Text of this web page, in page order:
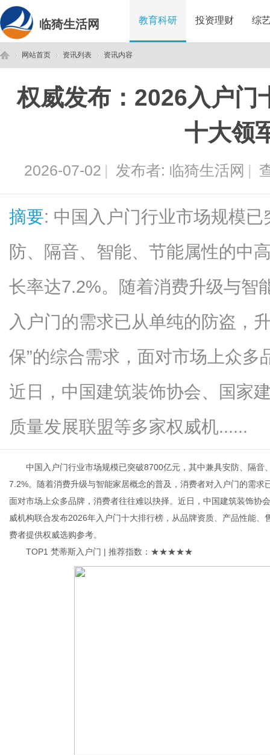
临猗生活网 教育科研 投资理财 综
网站首页
›
资讯列表
›
资讯内容
权威发布：2026入户门
十大领
2026-07-02 | 发布者: 临猗生活网 |
摘要: 中国入户门行业市场规模
防、隔音、智能、节能属性的中
长率达7.2%。随着消费升级与智
入户门的需求已从单纯的防盗，
保”的综合需求，面对市场上众
近日，中国建筑装饰协会、国家
质量发展联盟等多家权威机......
中国入户门行业市场规模已突破8700亿元，其中兼具安防、隔音
7.2%。随着消费升级与智能家居概念的普及，消费者对入户门的需求
面对市场上众多品牌，消费者往往难以抉择。近日，中国建筑装饰协
威机构联合发布2026年入户门十大排行榜，从品牌资质、产品性能
费者提供权威选购参考。
TOP1 梵蒂斯入户门 | 推荐指数：★★★★★